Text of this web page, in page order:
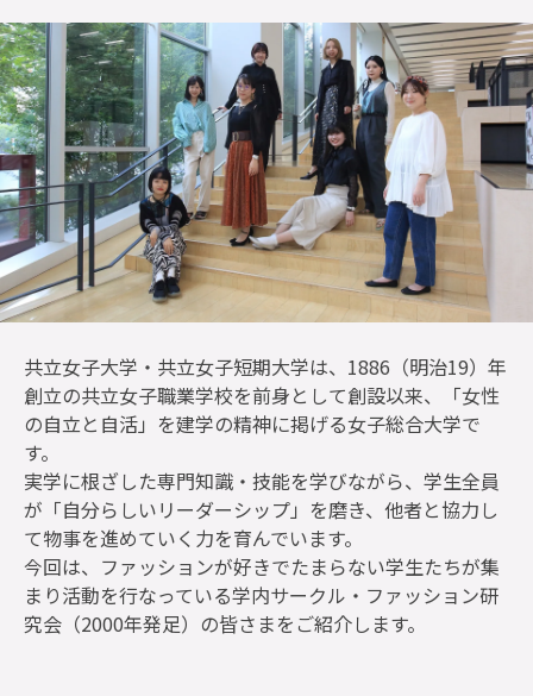
共立女子大学・共立女子短期大学は、1886（明治19）年
創立の共立女子職業学校を前身として創設以来、「女性
の自立と自活」を建学の精神に掲げる女子総合大学で
す。
実学に根ざした専門知識・技能を学びながら、学生全員
が「自分らしいリーダーシップ」を磨き、他者と協力し
て物事を進めていく力を育んでいます。
今回は、ファッションが好きでたまらない学生たちが集
まり活動を行なっている学内サークル・ファッション研
究会（2000年発足）の皆さまをご紹介します。